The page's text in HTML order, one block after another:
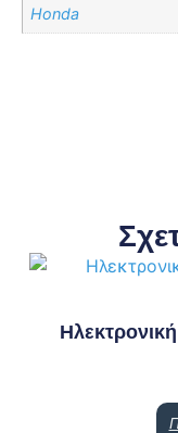
Honda